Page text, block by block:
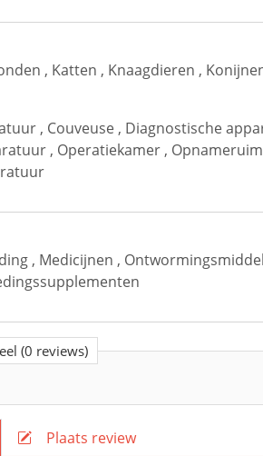
, Katten , Knaagdieren ,
, Couveuse , Diagnostische
, Operatiekamer ,
, Medicijnen , Ontwormingsmiddel
(0 reviews)
Plaats review